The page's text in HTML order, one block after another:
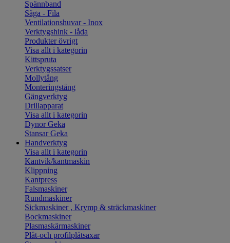
Spännband
Såga - Fila
Ventilationshuvar - Inox
Verktygshink - låda
Produkter övrigt
Visa allt i kategorin
Kittspruta
Verktygssatser
Mollytång
Monteringstång
Gängverktyg
Drillapparat
Visa allt i kategorin
Dynor Geka
Stansar Geka
Handverktyg
Visa allt i kategorin
Kantvik/kantmaskin
Klippning
Kantpress
Falsmaskiner
Rundmaskiner
Sickmaskiner , Krymp & sträckmaskiner
Bockmaskiner
Plasmaskärmaskiner
Plåt-och profilplåtsaxar